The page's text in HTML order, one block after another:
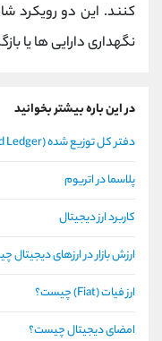
کنند. این دو رویکرد
نگهداری دارایی ها یا
در این باره بیشتر بخوانید
دفتر کل توزیع شده (Distributed Ledger) چیست؟
پلاسما در اتریوم
کاربرد ارز دیجیتال
ارزش بازار در ارزهای دیجیتال
ارز فیات (Fiat) چیست؟
امضای دیجیتال چیست؟